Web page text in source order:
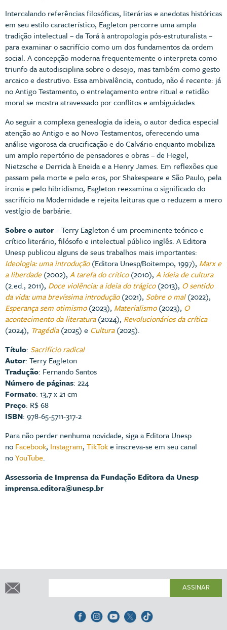
Intercalando referências filosóficas, literárias e anedotas históricas
em seu estilo característico, Eagleton percorre uma ampla
tradição intelectual – da Torá à antropologia pós-estruturalista –
para examinar o sacrifício como um dos fundamentos da ordem
social. A concepção moderna frequentemente o interpreta como
triunfo da autodisciplina sobre o desejo, mas também como gesto
arcaico e destrutivo. Essa ambivalência, contudo, não é recente: já
no Antigo Testamento, o entrelaçamento entre ritual e retidão
moral se mostra atravessado por conflitos e ambiguidades.
Ao seguir a complexa genealogia da ideia, o autor dedica especial
atenção ao Antigo e ao Novo Testamentos, oferecendo uma
análise vigorosa da crucificação e do Calvário enquanto mobiliza
um amplo repertório de pensadores e obras – de Hegel,
Nietzsche e Derrida à Eneida e a Henry James. Em reflexões que
passam pela morte e pelo eros, por Shakespeare e São Paulo, pela
ironia e pelo hibridismo, Eagleton reexamina o significado do
sacrifício na Modernidade e rejeita leituras que o reduzem a mero
vestígio de barbárie.
Sobre o autor– Terry Eagleton é um proeminente teórico e
crítico literário, filósofo e intelectual público inglês. A Editora
Unesp publicou alguns de seus trabalhos mais importantes:
Ideologia: uma introdução(Editora Unesp/Boitempo, 1997), Marx e
a liberdade(2002), A tarefa do crítico(2010), A ideia de cultura
(2.ed., 2011), Doce violência: a ideia do trágico(2013), O sentido
da vida: uma brevíssima introdução(2021), Sobre o mal(2022),
Esperança sem otimismo(2023), Materialismo(2023), O
acontecimento da literatura(2024), Revolucionários da crítica
(2024), Tragédia(2025) e Cultura(2025).
Título: Sacrifício radical
Autor: Terry Eagleton
Tradução: Fernando Santos
Número de páginas: 224
Formato: 13,7 x 21 cm
Preço: R$ 68
ISBN: 978-65-5711-317-2
Para não perder nenhuma novidade, siga a Editora Unesp
no Facebook, Instagram, TikToke inscreva-se em seu canal
noYouTube.
Assessoria de Imprensa da Fundação Editora da Unesp
imprensa.editora@unesp.br
ASSINAR